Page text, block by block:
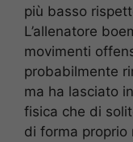
più basso
L’allenatore
movimenti
probabilmente
ma ha lasciato
fisica che di
di forma proprio